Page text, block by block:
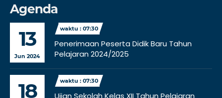
Agenda
13
Jun 2024
waktu : 07:30
Penerimaan Peserta Didik Baru Tahun
Pelajaran 2024/2025
18 waktu : 07:30
Ujian Sekolah Kelas XII Tahun Pelajaran